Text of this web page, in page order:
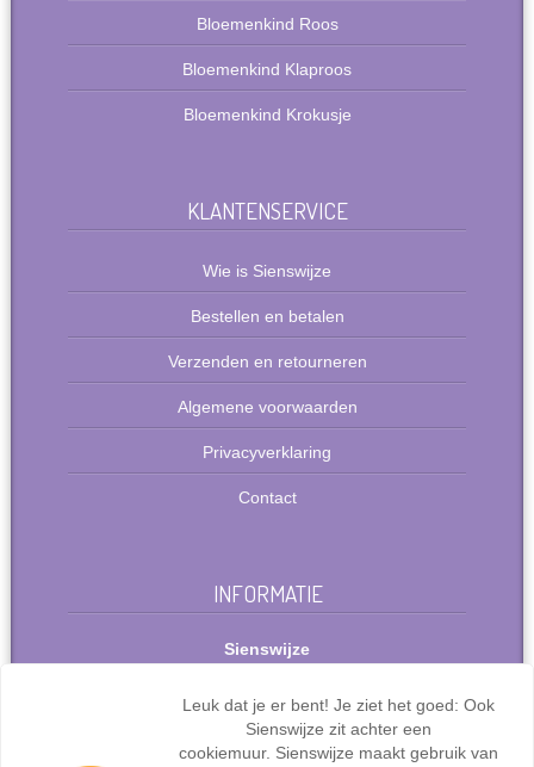
Bloemenkind Roos
Bloemenkind Klaproos
Bloemenkind Krokusje
KLANTENSERVICE
Wie is Sienswijze
Bestellen en betalen
Verzenden en retourneren
Algemene voorwaarden
Privacyverklaring
Contact
INFORMATIE
Sienswijze
2711 PP Zoetermeer
Nederland
Tel: +31(0)627072095
Leuk dat je er bent! Je ziet het goed: Ook
Sienswijze zit achter een
cookiemuur. Sienswijze maakt gebruik van